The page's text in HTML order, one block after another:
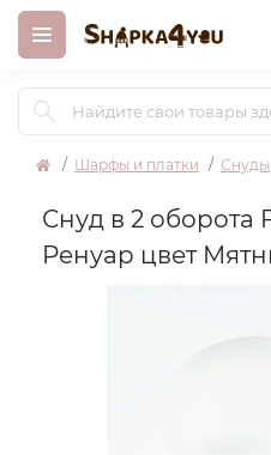
Шарфы и платки Снуды
Снуд в 2 оборота
Ренуар цвет